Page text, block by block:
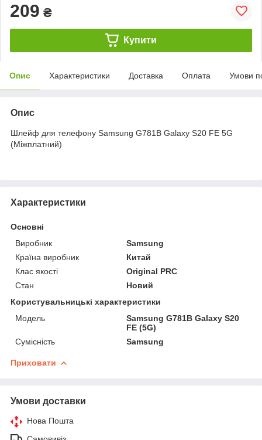
209 ₴
Купити
Опис Характеристики Доставка Оплата Умови
Опис
Шлейф для телефону Samsung G781B Galaxy S20 FE 5G
(Міжплатний)
Характеристики
Основні
Виробник
Samsung
Країна виробник
Китай
Клас якості
Original PRC
Стан
Новий
Користувальницькі характеристики
Мoдель
Samsung G781B Galaxy S20
FE (5G)
Сумісність
Samsung
Приховати
Умови доставки
Нова Пошта